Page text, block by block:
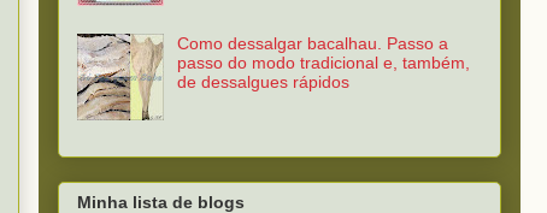
Como dessalgar bacalhau. Passo a
passo do modo tradicional e, também,
de dessalgues rápidos
Minha lista de blogs